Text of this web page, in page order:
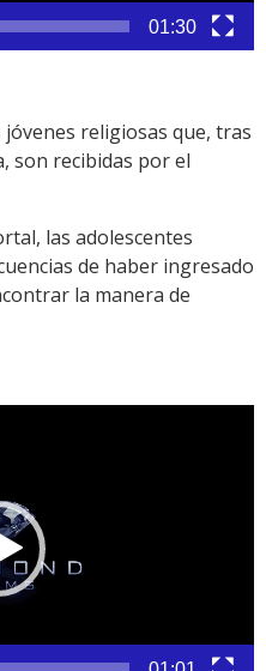
01:30
jóvenes religiosas que, tras
son recibidas por el
las adolescentes
de haber ingresado
la manera de